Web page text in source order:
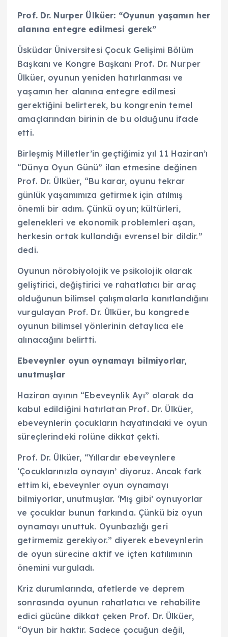
Prof. Dr. Nurper Ülküer: “Oyunun yaşamın her
alanına entegre edilmesi gerek”
Üsküdar Üniversitesi Çocuk Gelişimi Bölüm
Başkanı ve Kongre Başkanı Prof. Dr. Nurper
Ülküer, oyunun yeniden hatırlanması ve
yaşamın her alanına entegre edilmesi
gerektiğini belirterek, bu kongrenin temel
amaçlarından birinin de bu olduğunu ifade
etti.
Birleşmiş Milletler’in geçtiğimiz yıl 11 Haziran’ı
“Dünya Oyun Günü” ilan etmesine değinen
Prof. Dr. Ülküer, “Bu karar, oyunu tekrar
günlük yaşamımıza getirmek için atılmış
önemli bir adım. Çünkü oyun; kültürleri,
gelenekleri ve ekonomik problemleri aşan,
herkesin ortak kullandığı evrensel bir dildir.”
dedi.
Oyunun nörobiyolojik ve psikolojik olarak
geliştirici, değiştirici ve rahatlatıcı bir araç
olduğunun bilimsel çalışmalarla kanıtlandığını
vurgulayan Prof. Dr. Ülküer, bu kongrede
oyunun bilimsel yönlerinin detaylıca ele
alınacağını belirtti.
Ebeveynler oyun oynamayı bilmiyorlar,
unutmuşlar
Haziran ayının “Ebeveynlik Ayı” olarak da
kabul edildiğini hatırlatan Prof. Dr. Ülküer,
ebeveynlerin çocukların hayatındaki ve oyun
süreçlerindeki rolüne dikkat çekti.
Prof. Dr. Ülküer, “Yıllardır ebeveynlere
‘Çocuklarınızla oynayın’ diyoruz. Ancak fark
ettim ki, ebeveynler oyun oynamayı
bilmiyorlar, unutmuşlar. ‘Mış gibi’ oynuyorlar
ve çocuklar bunun farkında. Çünkü biz oyun
oynamayı unuttuk. Oyunbazlığı geri
getirmemiz gerekiyor.” diyerek ebeveynlerin
de oyun sürecine aktif ve içten katılımının
önemini vurguladı.
Kriz durumlarında, afetlerde ve deprem
sonrasında oyunun rahatlatıcı ve rehabilite
edici gücüne dikkat çeken Prof. Dr. Ülküer,
“Oyun bir haktır. Sadece çocuğun değil,